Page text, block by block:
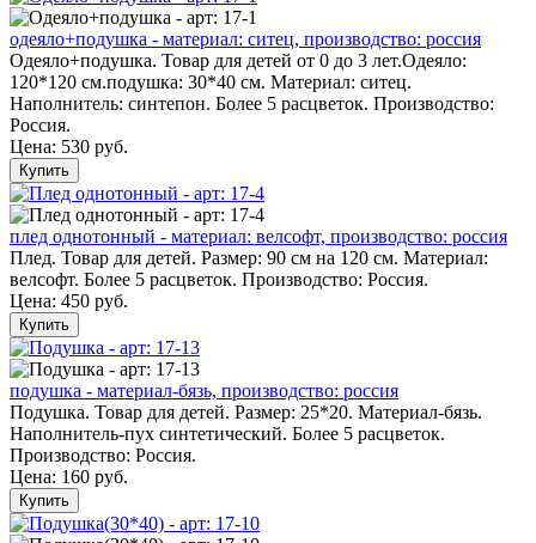
одеяло+подушка - материал: ситец, производство: россия
Одеяло+подушка. Товар для детей от 0 до 3 лет.Одеяло:
120*120 см.подушка: 30*40 см. Материал: ситец.
Наполнитель: синтепон. Более 5 расцветок. Производство:
Россия.
Цена: 530 руб.
Купить
плед однотонный - материал: велсофт, производство: россия
Плед. Товар для детей. Размер: 90 см на 120 см. Материал:
велсофт. Более 5 расцветок. Производство: Россия.
Цена: 450 руб.
Купить
подушка - материал-бязь, производство: россия
Подушка. Товар для детей. Размер: 25*20. Материал-бязь.
Наполнитель-пух синтетический. Более 5 расцветок.
Производство: Россия.
Цена: 160 руб.
Купить